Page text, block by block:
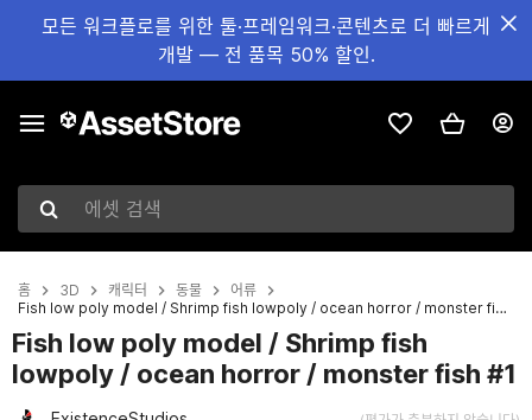
모든 워크플로를 위한 툴·프레임워크·콘텐츠로 더 빠르게
개발 — 전 품목 50% 할인.
에셋 검색
홈 3D 캐릭터 동물
어류
Fish low poly model / Shrimp fish lowpoly / ocean horror / monster fish #1
Fish low poly model / Shrimp fish
lowpoly / ocean horror / monster fish #1